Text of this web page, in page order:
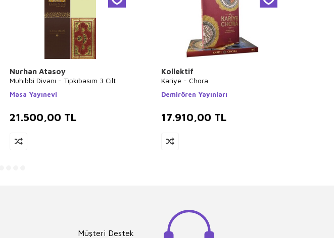
Nurhan Atasoy
Muhibbi Divanı - Tıpkıbasım 3 Cilt
Masa Yayınevi
21.500,00 TL
Kollektif
Kariye - Chora
Demirören Yayınları
17.910,00 TL
Müşteri Destek